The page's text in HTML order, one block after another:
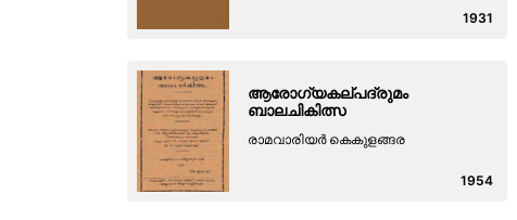
1931
ആരോഗ്യകല്പദ്രുമം
ബാലചികിത്സ
രാമവാരിയ‍ര്‍ കെകുളങ്ങര
1954